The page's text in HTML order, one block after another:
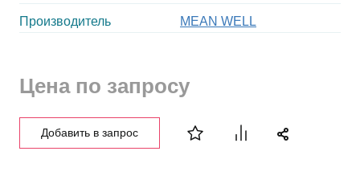
Производитель MEAN WELL
Цена по запросу
Добавить в запрос